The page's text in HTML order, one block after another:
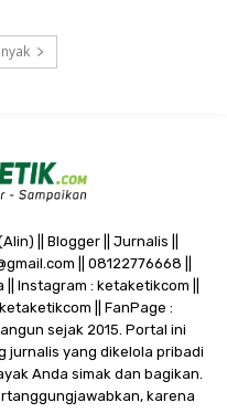
|| Blogger || Jurnalis ||
|| 08122776668 ||
Instagram : ketaketikcom ||
|| FanPage :
sejak 2015. Portal ini
jurnalis yang dikelola pribadi
Anda simak dan bagikan.
karena